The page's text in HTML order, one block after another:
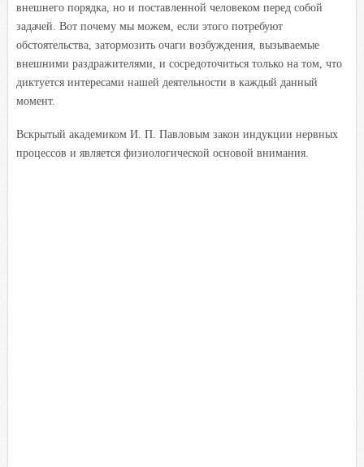
внешнего порядка, но и поставленной человеком перед собой
задачей. Вот почему мы можем, если этого потребуют
обстоятельства, затормозить очаги возбуждения, вызываемые
внешними раздражителями, и сосредоточиться только на том, что
диктуется интересами нашей деятельности в каждый данный
момент.
Вскрытый академиком И. П. Павловым закон индукции нервных
процессов и является физиологической основой внимания.